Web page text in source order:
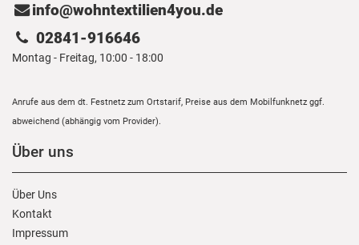
info@wohntextilien4you.de
02841-916646
Montag - Freitag, 10:00 - 18:00
Anrufe aus dem dt. Festnetz zum Ortstarif, Preise aus dem Mobilfunknetz ggf.
abweichend (abhängig vom Provider).
Über uns
Über Uns
Kontakt
Impressum